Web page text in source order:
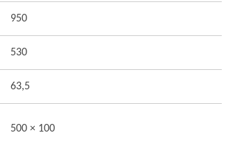
950
530
63,5
500 × 100